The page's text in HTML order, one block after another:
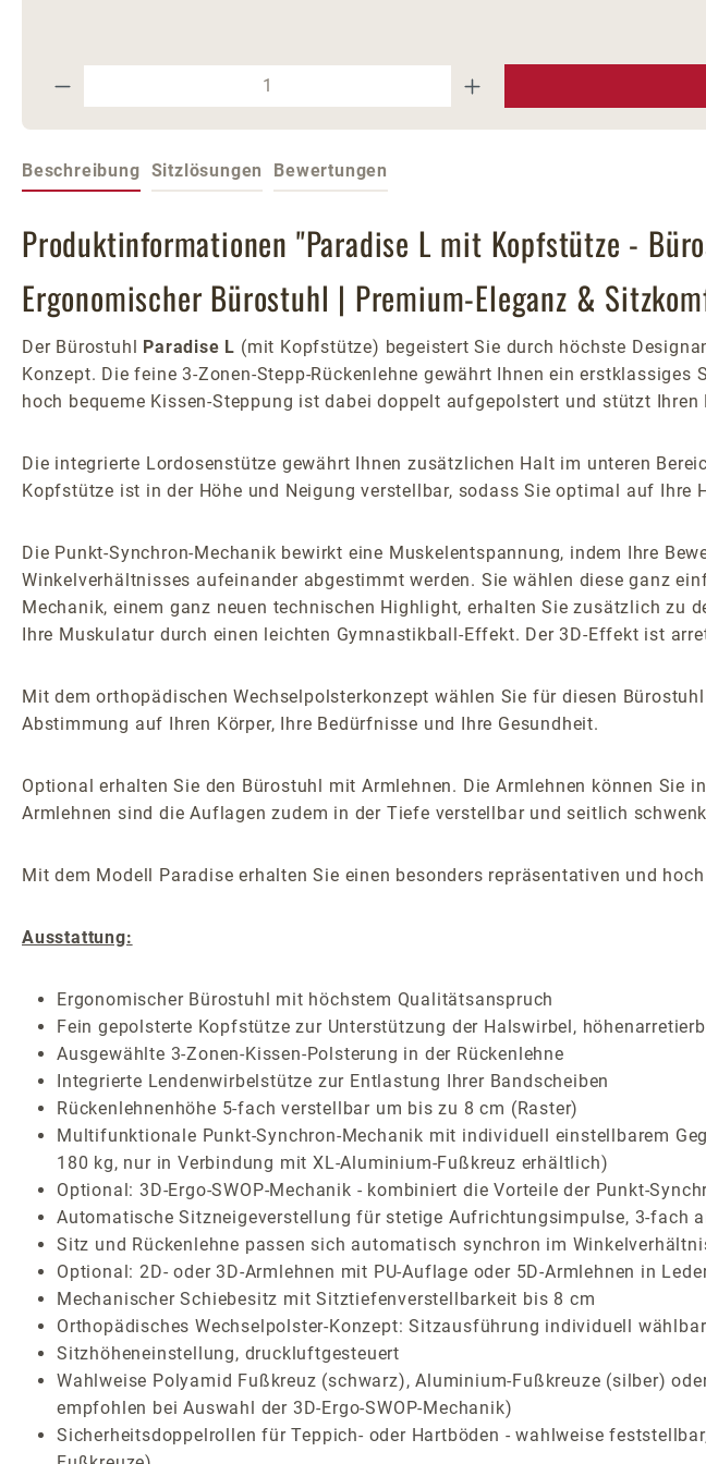
Produkt Anzahl: Gib den gewünschten Wert ein
Beschreibung Sitzlösungen Bewertungen
Produktinformationen "Paradise L mit Kopfstütze -
Ergonomischer Bürostuhl | Premium-Eleganz &
Der Bürostuhl Paradise L (mit Kopfstütze) begeistert Sie durch höchste
Konzept. Die feine 3-Zonen-Stepp-Rückenlehne gewährt Ihnen ein
hoch bequeme Kissen-Steppung ist dabei doppelt aufgepolstert und stützt Ihren
Die integrierte Lordosenstütze gewährt Ihnen zusätzlichen Halt im unteren
Kopfstütze ist in der Höhe und Neigung verstellbar, sodass Sie optimal auf Ihre
Die Punkt-Synchron-Mechanik bewirkt eine Muskelentspannung, indem Ihre
Winkelverhältnisses aufeinander abgestimmt werden. Sie wählen diese ganz
Mechanik, einem ganz neuen technischen Highlight, erhalten Sie zusätzlich zu
Ihre Muskulatur durch einen leichten Gymnastikball-Effekt. Der 3D-Effekt ist
Mit dem orthopädischen Wechselpolsterkonzept wählen Sie für diesen
Abstimmung auf Ihren Körper, Ihre Bedürfnisse und Ihre Gesundheit.
Optional erhalten Sie den Bürostuhl mit Armlehnen. Die Armlehnen können Sie
Armlehnen sind die Auflagen zudem in der Tiefe verstellbar und seitlich
Mit dem Modell Paradise erhalten Sie einen besonders repräsentativen und
Ausstattung:
Ergonomischer Bürostuhl mit höchstem Qualitätsanspruch
Fein gepolsterte Kopfstütze zur Unterstützung der Halswirbel,
Ausgewählte 3-Zonen-Kissen-Polsterung in der Rückenlehne
Integrierte Lendenwirbelstütze zur Entlastung Ihrer Bandscheiben
Rückenlehnenhöhe 5-fach verstellbar um bis zu 8 cm (Raster)
Multifunktionale Punkt-Synchron-Mechanik mit individuell einstellbarem
180 kg, nur in Verbindung mit XL-Aluminium-Fußkreuz erhältlich)
Optional: 3D-Ergo-SWOP-Mechanik - kombiniert die Vorteile der Punkt-
Automatische Sitzneigeverstellung für stetige Aufrichtungsimpulse, 3-fach
Sitz und Rückenlehne passen sich automatisch synchron im
Optional: 2D- oder 3D-Armlehnen mit PU-Auflage oder 5D-Armlehnen in
Mechanischer Schiebesitz mit Sitztiefenverstellbarkeit bis 8 cm
Orthopädisches Wechselpolster-Konzept: Sitzausführung individuell
Sitzhöheneinstellung, druckluftgesteuert
Wahlweise Polyamid Fußkreuz (schwarz), Aluminium-Fußkreuze (silber)
empfohlen bei Auswahl der 3D-Ergo-SWOP-Mechanik)
Sicherheitsdoppelrollen für Teppich- oder Hartböden - wahlweise